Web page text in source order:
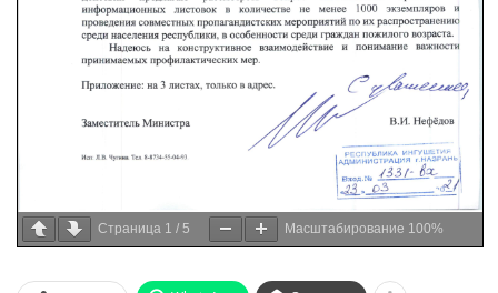
Страница 1 / 5 Масштабирование 100%